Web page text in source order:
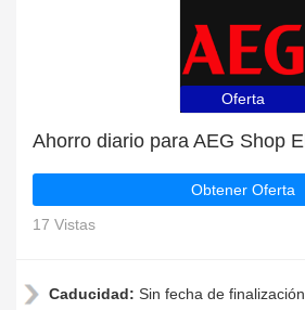
Oferta
Obtener Oferta
17 Vistas
Caducidad: Sin fecha de finalización